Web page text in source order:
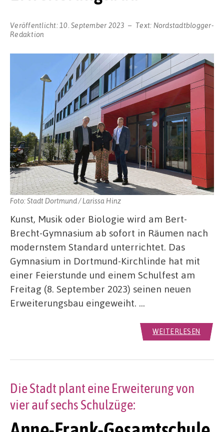
Veröffentlicht: 10. September 2023 Text: Nordstadtblogger-
Redaktion
Foto: Stadt Dortmund / Larissa Hinz
Kunst, Musik oder Biologie wird am Bert-
Brecht-Gymnasium ab sofort in Räumen nach
modernstem Standard unterrichtet. Das
Gymnasium in Dortmund-Kirchlinde hat mit
einer Feierstunde und einem Schulfest am
Freitag (8. September 2023) seinen neuen
Erweiterungsbau eingeweiht. …
WEITERLESEN
Die Stadt plant eine Erweiterung von
vier auf sechs Schulzüge: